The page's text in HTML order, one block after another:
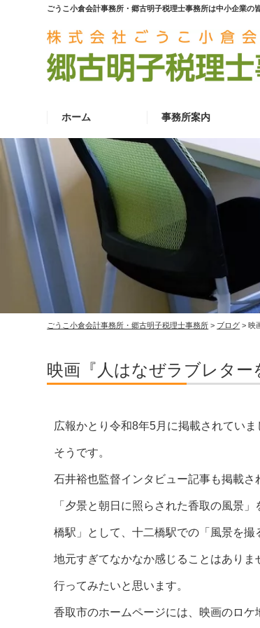
ごうこ小倉会計事務所・郷古明子税理士事務所は中小企業の
ホーム 事務所案内
ごうこ小倉会計事務所・郷古明子税理士事務所 > ブログ >映
映画『人はなぜラブレター
広報かとり令和8年5月に掲載されてい
そうです。
石井裕也監督インタビュー記事も掲載さ
「夕景と朝日に照らされた香取の風景
橋駅」として、十二橋駅での「風景を撮
地元すぎてなかなか感じることはあり
行ってみたいと思います。
香取市のホームページには、映画のロケ